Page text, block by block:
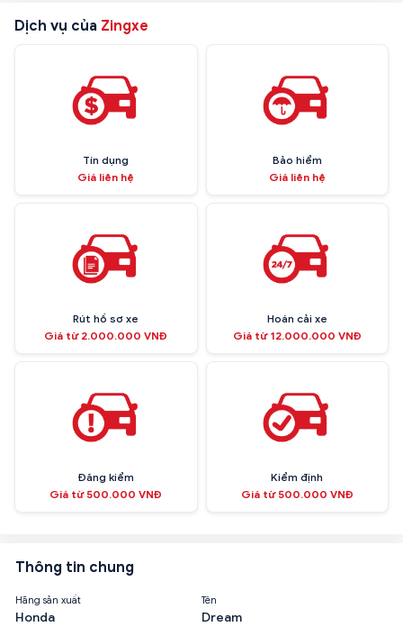
Dịch vụ của Zingxe
Tín dụng
Giá liên hệ
Bảo hiểm
Giá liên hệ
Rút hồ sơ xe
Giá từ 2.000.000 VNĐ
Hoán cải xe
Giá từ 12.000.000 VNĐ
Đăng kiểm
Giá từ 500.000 VNĐ
Kiểm định
Giá từ 500.000 VNĐ
Thông tin chung
Hãng sản xuất
Honda
Tên
Dream